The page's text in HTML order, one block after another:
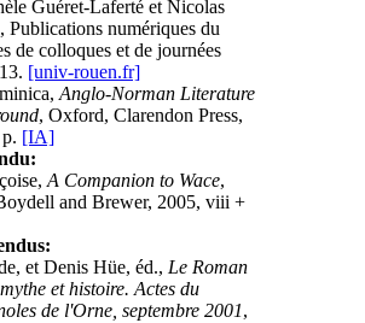
Guéret-Laferté et Nicolas
Publications numériques du
de colloques et de journées
[univ-rouen.fr]
Anglo-Norman Literature
, Oxford, Clarendon Press,
[IA]
A Companion to Wace,
and Brewer, 2005, viii +
et Denis Hüe, éd., Le Roman
et histoire. Actes du
de l'Orne, septembre 2001,